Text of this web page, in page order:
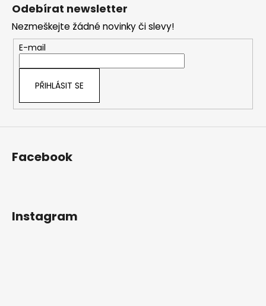
p
r
v
k
ý
Odebírat newsletter
Nezmeškejte žádné novinky či slevy!
E-mail
PŘIHLÁSIT SE
Facebook
Instagram